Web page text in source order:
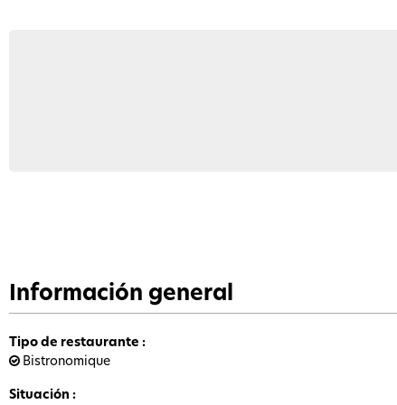
Información general
Tipo de restaurante :
Bistronomique
Situación :